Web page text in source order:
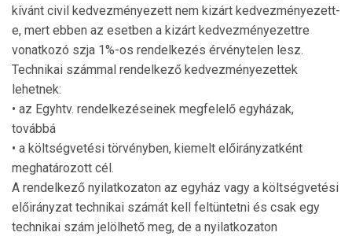
kívánt civil kedvezményezett nem kizárt kedvezményezett-
e, mert ebben az esetben a kizárt kedvezményezettre
vonatkozó szja 1%-os rendelkezés érvénytelen lesz.
Technikai számmal rendelkező kedvezményezettek
lehetnek:
• az Egyhtv. rendelkezéseinek megfelelő egyházak,
továbbá
• a költségvetési törvényben, kiemelt előirányzatként
meghatározott cél.
A rendelkező nyilatkozaton az egyház vagy a költségvetési
előirányzat technikai számát kell feltüntetni és csak egy
technikai szám jelölhető meg, de a nyilatkozaton